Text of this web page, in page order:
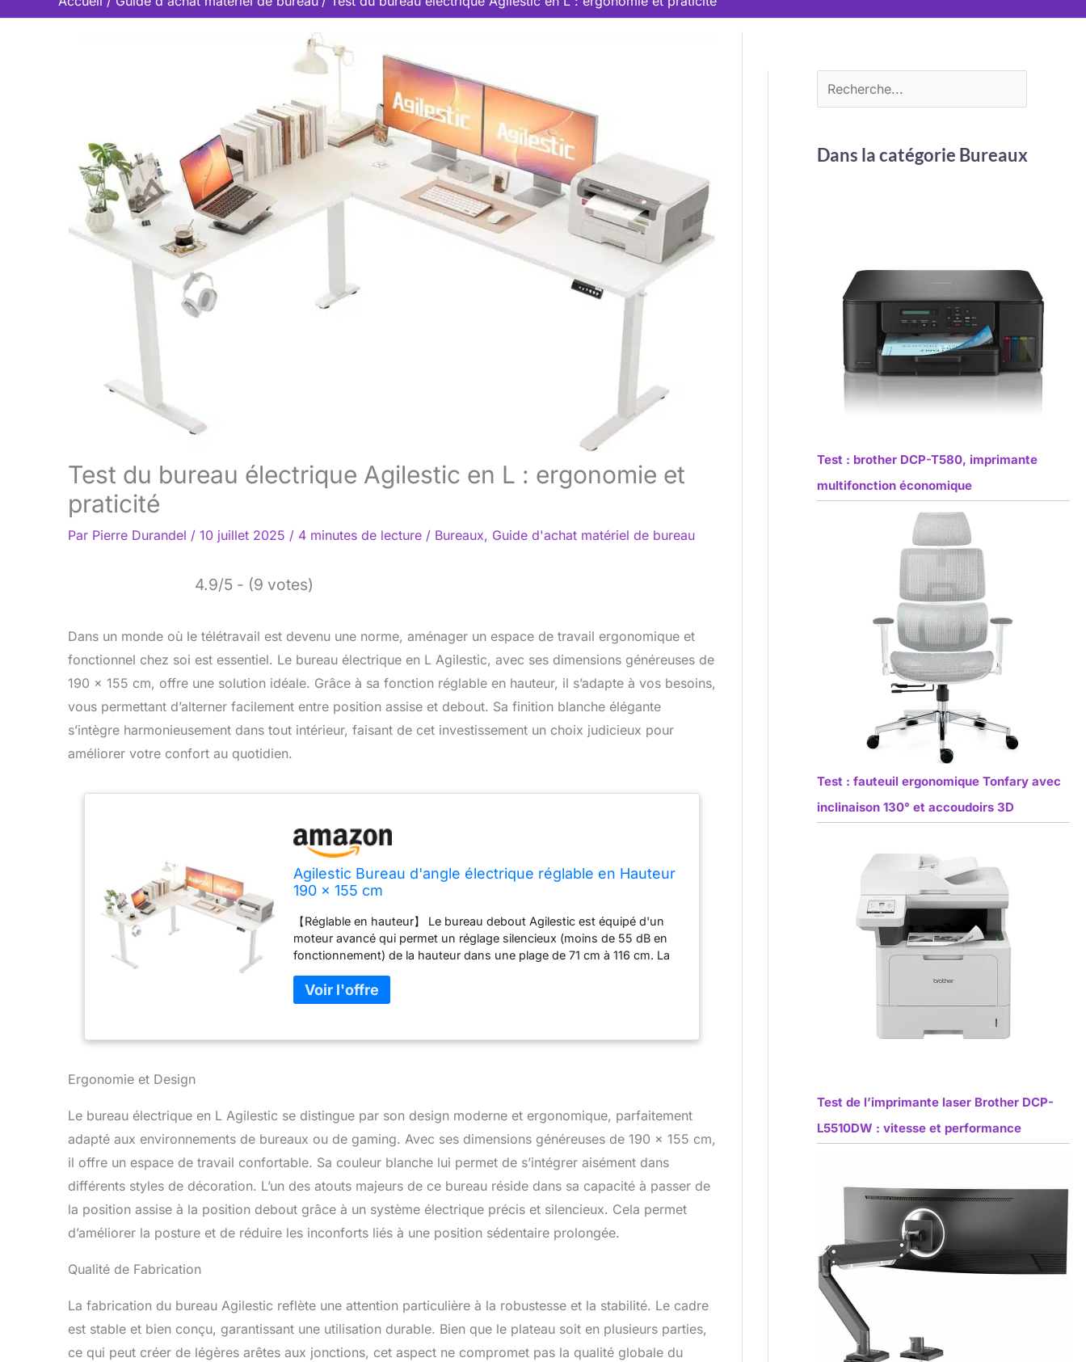
Test du bureau électrique Agilestic en L : ergonomie et
praticité
Par Pierre Durandel / 10 juillet 2025 / 4 minutes de lecture / Bureaux, Guide d'achat matériel de bureau
4.9/5 - (9 votes)
Dans un monde où le télétravail est devenu une norme, aménager un espace de travail ergonomique et
fonctionnel chez soi est essentiel. Le bureau électrique en L Agilestic, avec ses dimensions généreuses de
190 x 155 cm, offre une solution idéale. Grâce à sa fonction réglable en hauteur, il s’adapte à vos besoins,
vous permettant d’alterner facilement entre position assise et debout. Sa finition blanche élégante
s’intègre harmonieusement dans tout intérieur, faisant de cet investissement un choix judicieux pour
améliorer votre confort au quotidien.
Agilestic Bureau d'angle électrique réglable en Hauteur
190 x 155 cm
【Réglable en hauteur】 Le bureau debout Agilestic est équipé d'un
moteur avancé qui permet un réglage silencieux (moins de 55 dB en
fonctionnement) de la hauteur dans une plage de 71 cm à 116 cm. La
l'utilisateur et enregistrée à l'aide de 3 boutons de mémoire.
【Conception en L】 Le bureau extra-large en forme de L offre un
n'importe quel coin de la maison. Le plateau de table est fabriqué à
la conception structurelle en forme de T permettent à ce bureau
réglable en hauteur de supporter un poids maximal de 80 kg. Associé
à un moteur qui a passé avec succès 50 000 tests de levage
internationaux, il est garanti stable et fiable pour une utilisation à long
rencontre un obstacle pendant sa montée, il recule automatiquement
de 2 cm afin d'éviter tout dommage ou blessure. 【Installation facile】
Le processus d'installation de ce bureau réglable en hauteur est
extrêmement simple et ne nécessite que quelques étapes. Les
l'utilisation, n'hésitez pas à nous contacter.
Ergonomie et Design
Le bureau électrique en L Agilestic se distingue par son design moderne et ergonomique, parfaitement
adapté aux environnements de bureaux ou de gaming. Avec ses dimensions généreuses de 190 x 155 cm,
il offre un espace de travail confortable. Sa couleur blanche lui permet de s’intégrer aisément dans
différents styles de décoration. L’un des atouts majeurs de ce bureau réside dans sa capacité à passer de
la position assise à la position debout grâce à un système électrique précis et silencieux. Cela permet
d’améliorer la posture et de réduire les inconforts liés à une position sédentaire prolongée.
Qualité de Fabrication
La fabrication du bureau Agilestic reflète une attention particulière à la robustesse et la stabilité. Le cadre
est stable et bien conçu, garantissant une utilisation durable. Bien que le plateau soit en plusieurs parties,
ce qui peut créer de légères arêtes aux jonctions, cet aspect ne compromet pas la qualité globale du
Dans la catégorie Bureaux
Test : brother DCP-T580, imprimante
multifonction économique
Test : fauteuil ergonomique Tonfary avec
inclinaison 130° et accoudoirs 3D
Test de l’imprimante laser Brother DCP-
L5510DW : vitesse et performance